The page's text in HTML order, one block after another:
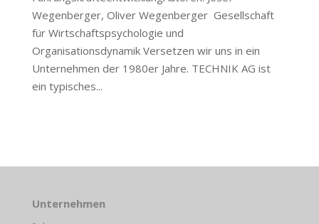
Wegenberger, Oliver Wegenberger Gesellschaft
für Wirtschaftspsychologie und
Organisationsdynamik Versetzen wir uns in ein
Unternehmen der 1980er Jahre. TECHNIK AG ist
ein typisches...
Unternehmen